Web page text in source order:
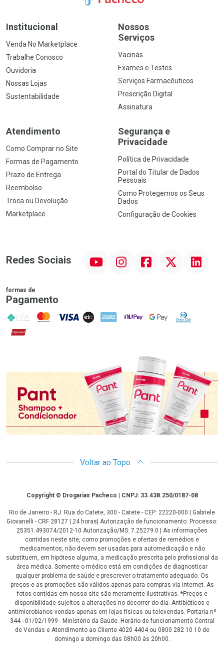
Institucional
Venda No Marketplace
Trabalhe Conosco
Ouvidoria
Nossas Lojas
Sustentabilidade
Nossos
Serviços
Vacinas
Exames e Testes
Serviços Farmacêuticos
Prescrição Digital
Assinatura
Atendimento
Como Comprar no Site
Formas de Pagamento
Prazo de Entrega
Reembolso
Troca ou Devolução
Marketplace
Segurança e
Privacidade
Política de Privacidade
Portal do Titular de Dados
Pessoais
Como Protegemos os Seus
Dados
Configuração de Cookies
Redes Sociais InstagramFacebook Linkedin
formas de
Pagamento
PIX MasterCard
VISA ELO AMEX NuPay Google PayDiners Club
Hipercard
Promoção em Destaque
Voltar ao Topo
CopyrightCopyright © Drogarias Pacheco | CNPJ: 33.438.250/0187-08
Rio de Janeiro - RJ: Rua do Catete, 300 - Catete - CEP: 22220-000 | Gabriele
Giovanelli - CRF 28127 | 24 horas| Autorização de funcionamento: Processo:
25351.493074/2012-10 Autorização/MS: 7.25279.0 | As informações
contidas neste site, como promoções e ofertas de remédios e
medicamentos, não devem ser usadas para automedicação e não
substituem, em hipótese alguma, a medicação prescrita pelo profissional da
área médica. Somente o médico está em condições de diagnosticar
qualquer problema de saúde e prescrever o tratamento adequado. Os
preços e as promoções são válidos apenas para compras via internet. As
fotos contidas em nosso site são meramente ilustrativas. *Preços e
disponibilidade sujeitos a alterações no decorrer do dia. Antibióticos e
antimicrobianos vendas apenas em lojas físicas ou televendas. Portaria nº
344 - 01/02/1999 - Ministério da Saúde. Horário de funcionamento Central
de Vendas e Atendimento ao Cliente 4020 4404 ou 0800 282 10 10 de
domingo a domingo das 08h00 às 20h00.